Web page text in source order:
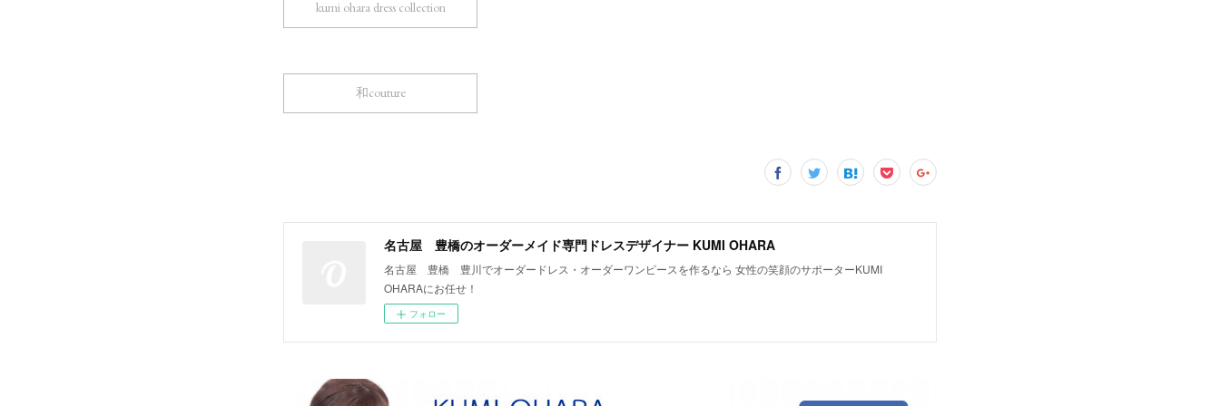
kumi ohara dress collection
和couture
名古屋 豊橋のオーダーメイド専門ドレスデザイナー KUMI OHARA
名古屋 豊橋 豊川でオーダードレス・オーダーワンピースを作るなら 女性の笑顔のサポーターKUMI
OHARAにお任せ！
フォロー